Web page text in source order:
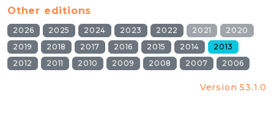
Other editions
2026 2025 2024 2023 2022 2021
2020
2019
2018 2017 2016 2015 2014
2013
2012
2011 2010 2009 2008 2007 2006
Version 53.1.0